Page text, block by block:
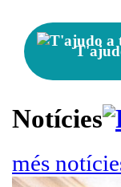
Notícies
més